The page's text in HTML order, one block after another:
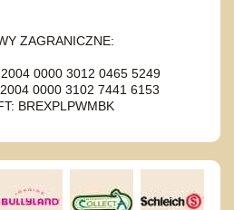
ZAGRANICZNE:
0000 3012 0465 5249
0000 3102 7441 6153
BREXPLPWMBK